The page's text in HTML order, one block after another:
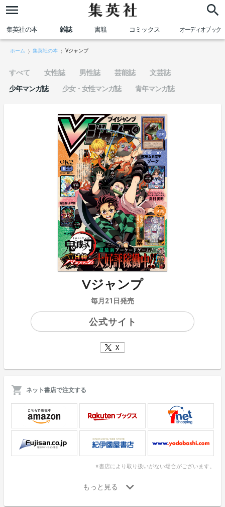
集英社の本 雑誌 書籍 コミックス オーディオブック
ホーム 集英社の本 Vジャンプ
すべて 女性誌 男性誌 芸能誌
文芸誌
少年マンガ誌
少女・女性マンガ誌 青年マンガ誌
Vジャンプ
毎月21日発売
公式サイト
X
ネット書店で注文する
※書店により取り扱いがない場合がございます。